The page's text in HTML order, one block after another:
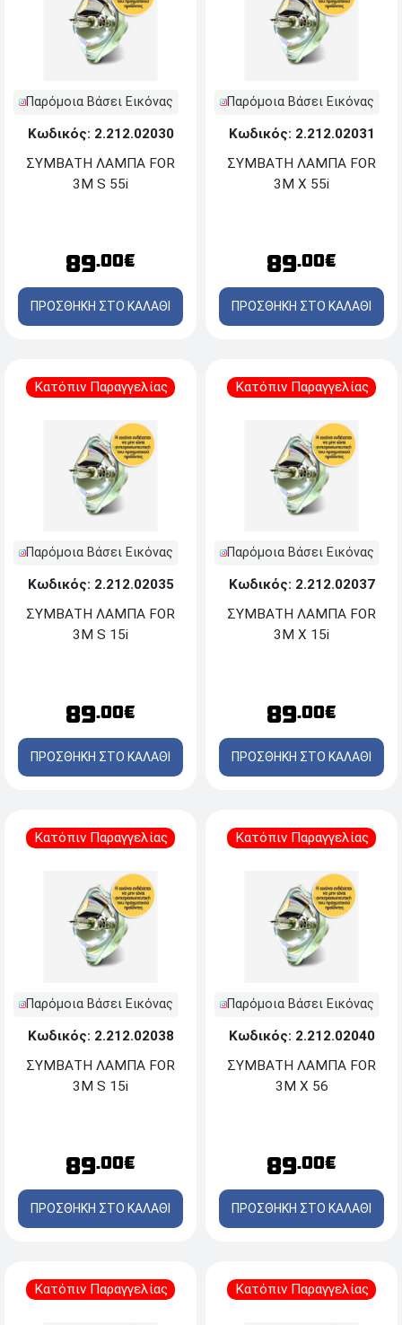
Παρόμοια Βάσει Εικόνας
Κωδικός: 2.212.02030
ΣΥΜΒΑΤΗ ΛΑΜΠΑ FOR
3M S 55i
89.00€
ΠΡΟΣΘΗΚΗ ΣΤΟ ΚΑΛΑΘΙ
Παρόμοια Βάσει Εικόνας
Κωδικός: 2.212.02031
ΣΥΜΒΑΤΗ ΛΑΜΠΑ FOR
3M X 55i
89.00€
ΠΡΟΣΘΗΚΗ ΣΤΟ ΚΑΛΑΘΙ
Κατόπιν Παραγγελίας
Παρόμοια Βάσει Εικόνας
Κωδικός: 2.212.02035
ΣΥΜΒΑΤΗ ΛΑΜΠΑ FOR
3M S 15i
89.00€
ΠΡΟΣΘΗΚΗ ΣΤΟ ΚΑΛΑΘΙ
Κατόπιν Παραγγελίας
Παρόμοια Βάσει Εικόνας
Κωδικός: 2.212.02037
ΣΥΜΒΑΤΗ ΛΑΜΠΑ FOR
3M X 15i
89.00€
ΠΡΟΣΘΗΚΗ ΣΤΟ ΚΑΛΑΘΙ
Κατόπιν Παραγγελίας
Παρόμοια Βάσει Εικόνας
Κωδικός: 2.212.02038
ΣΥΜΒΑΤΗ ΛΑΜΠΑ FOR
3M S 15i
89.00€
ΠΡΟΣΘΗΚΗ ΣΤΟ ΚΑΛΑΘΙ
Κατόπιν Παραγγελίας
Παρόμοια Βάσει Εικόνας
Κωδικός: 2.212.02040
ΣΥΜΒΑΤΗ ΛΑΜΠΑ FOR
3M X 56
89.00€
ΠΡΟΣΘΗΚΗ ΣΤΟ ΚΑΛΑΘΙ
Κατόπιν Παραγγελίας Κατόπιν Παραγγελίας